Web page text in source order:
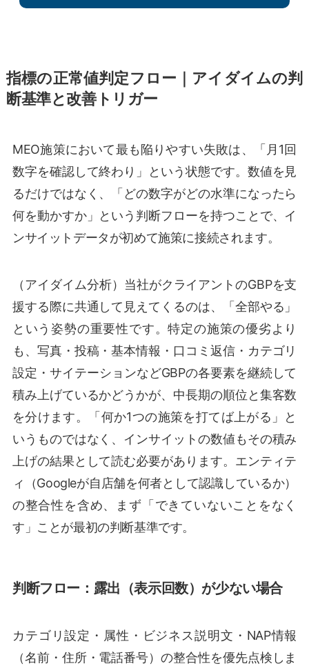
指標の正常値判定フロー｜アイダイムの判
断基準と改善トリガー
MEO施策において最も陥りやすい失敗は、「月1回
数字を確認して終わり」という状態です。数値を見
るだけではなく、「どの数字がどの水準になったら
何を動かすか」という判断フローを持つことで、イ
ンサイットデータが初めて施策に接続されます。
（アイダイム分析）当社がクライアントのGBPを支
援する際に共通して見えてくるのは、「全部やる」
という姿勢の重要性です。特定の施策の優劣より
も、写真・投稿・基本情報・口コミ返信・カテゴリ
設定・サイテーションなどGBPの各要素を継続して
積み上げているかどうかが、中長期の順位と集客数
を分けます。「何か1つの施策を打てば上がる」と
いうものではなく、インサイットの数値もその積み
上げの結果として読む必要があります。エンティテ
ィ（Googleが自店舗を何者として認識しているか）
の整合性を含め、まず「できていないことをなく
す」ことが最初の判断基準です。
判断フロー：露出（表示回数）が少ない場合
カテゴリ設定・属性・ビジネス説明文・NAP情報
（名前・住所・電話番号）の整合性を優先点検しま